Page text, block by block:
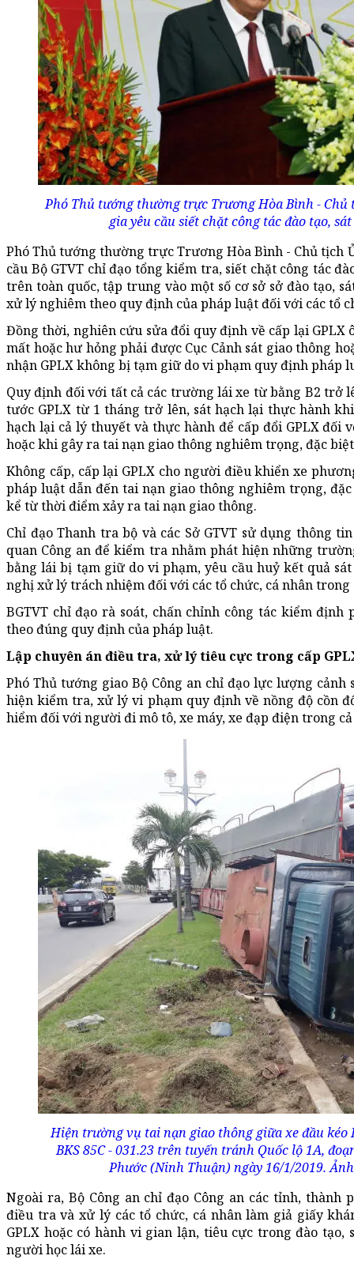
Phó Thủ tướng thường trực Trương Hòa Bình - Chủ
gia yêu cầu siết chặt công tác đào tạo,
Phó Thủ tướng thường trực Trương Hòa Bình - Chủ tịch
cầu Bộ GTVT chỉ đạo tổng kiểm tra, siết chặt công tác
trên toàn quốc, tập trung vào một số cơ sở sở đào tạo,
xử lý nghiêm theo quy định của pháp luật đối với các tổ
Đồng thời, nghiên cứu sửa đổi quy định về cấp lại
mất hoặc hư hỏng phải được Cục Cảnh sát giao thông
nhận GPLX không bị tạm giữ do vi phạm quy định pháp
Quy định đối với tất cả các trường lái xe từ bằng B2 trở
tước GPLX từ 1 tháng trở lên, sát hạch lại thực hành
hạch lại cả lý thuyết và thực hành để cấp đổi GPLX
hoặc khi gây ra tai nạn giao thông nghiêm trọng, đặc
Không cấp, cấp lại GPLX cho người điều khiển xe
pháp luật dẫn đến tai nạn giao thông nghiêm trọng,
kể từ thời điểm xảy ra tai nạn giao thông.
Chỉ đạo Thanh tra bộ và các Sở GTVT sử dụng thông
quan Công an để kiểm tra nhằm phát hiện những
bằng lái bị tạm giữ do vi phạm, yêu cầu huỷ kết quả
nghị xử lý trách nhiệm đối với các tổ chức, cá nhân
BGTVT chỉ đạo rà soát, chấn chỉnh công tác kiểm
theo đúng quy định của pháp luật.
Lập chuyên án điều tra, xử lý tiêu cực trong cấp
Phó Thủ tướng giao Bộ Công an chỉ đạo lực lượng
hiện kiểm tra, xử lý vi phạm quy định về nồng độ cồn
hiểm đối với người đi mô tô, xe máy, xe đạp điện trong cả
Hiện trường vụ tai nạn giao thông giữa xe đầu kéo
BKS 85C - 031.23 trên tuyến tránh Quốc lộ 1A,
Phước (Ninh Thuận) ngày 16/1/2019.
Ngoài ra, Bộ Công an chỉ đạo Công an các tỉnh,
điều tra và xử lý các tổ chức, cá nhân làm giả giấy
GPLX hoặc có hành vi gian lận, tiêu cực trong đào tạo,
người học lái xe.